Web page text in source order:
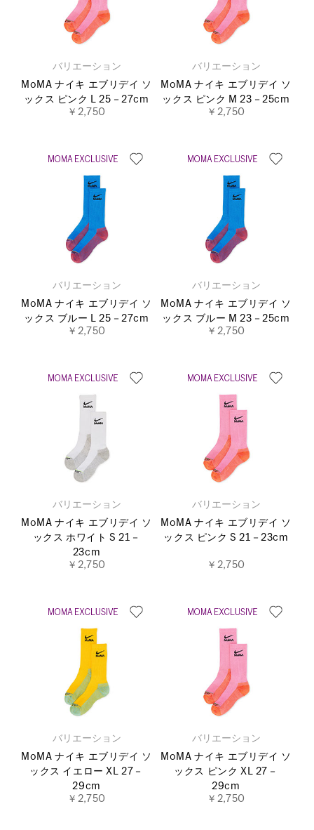
バリエーション
MoMA ナイキ エブリデイ ソ
ックス ピンク L 25－27cm
￥2,750
バリエーション
MoMA ナイキ エブリデイ ソ
ックス ピンク M 23－25cm
￥2,750
バリエーション
MoMA ナイキ エブリデイ ソ
ックス ブルー L 25－27cm
￥2,750
バリエーション
MoMA ナイキ エブリデイ ソ
ックス ブルー M 23－25cm
￥2,750
バリエーション
MoMA ナイキ エブリデイ ソ
ックス ホワイト S 21－
23cm
￥2,750
バリエーション
MoMA ナイキ エブリデイ ソ
ックス ピンク S 21－23cm
￥2,750
バリエーション
MoMA ナイキ エブリデイ ソ
ックス イエロー XL 27－
29cm
￥2,750
バリエーション
MoMA ナイキ エブリデイ ソ
ックス ピンク XL 27－
29cm
￥2,750